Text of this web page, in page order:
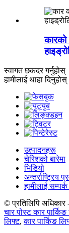
कारको
स्वागत छकदर गर्नुहोस्
हामीलाई थाहा दिनुहोस्
उत्पादनहरू
चेरिशको बारेमा
भिडियो
अन्तर्राष्ट्रिय
हामीलाई
© प्रतिलिपि
चार पोस्ट कार
लिफ्ट,कार पार्किङ